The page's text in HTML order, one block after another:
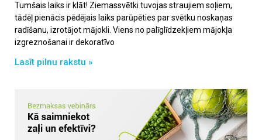
Tumšais laiks ir klāt! Ziemassvētki tuvojas straujiem soļiem,
tādēļ pienācis pēdējais laiks parūpēties par svētku noskaņas
radīšanu, izrotājot mājokli. Viens no palīglīdzekļiem mājokļa
izgreznošanai ir dekoratīvo
Lasīt pilnu rakstu »